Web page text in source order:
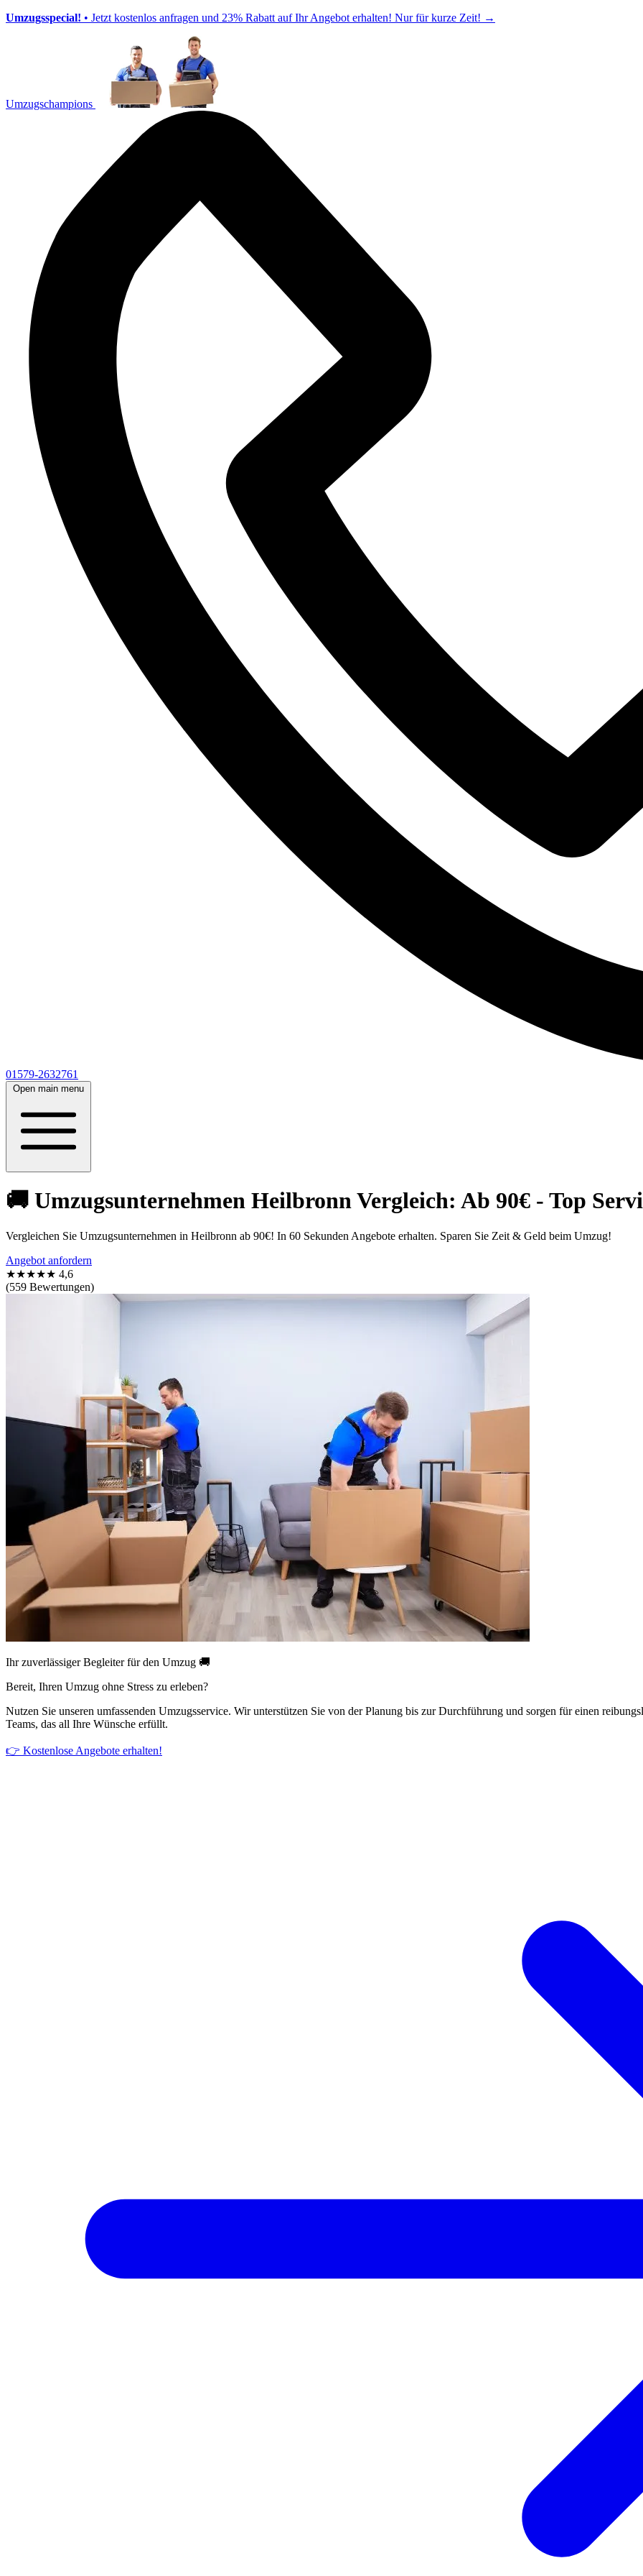
Umzugsspecial! • Jetzt kostenlos anfragen und 23% Rabatt auf Ihr Angebot erhalten! Nur für kurze Zeit! →
Umzugschampions
01579-2632761
Open main menu
🚚 Umzugsunternehmen Heilbronn Vergleich: Ab 90€ - Top
Vergleichen Sie Umzugsunternehmen in Heilbronn ab 90€! In 60 Sekunden Angebote erhalten. Sparen Sie Zeit & Geld beim Umzug!
Angebot anfordern
★★★★★ 4,6
(559 Bewertungen)
Ihr zuverlässiger Begleiter für den Umzug 🚚
Bereit, Ihren Umzug ohne Stress zu erleben?
Nutzen Sie unseren umfassenden Umzugsservice. Wir unterstützen Sie von der Planung bis zur Durchführung und sorgen für einen
Teams, das all Ihre Wünsche erfüllt.
👉 Kostenlose Angebote erhalten!